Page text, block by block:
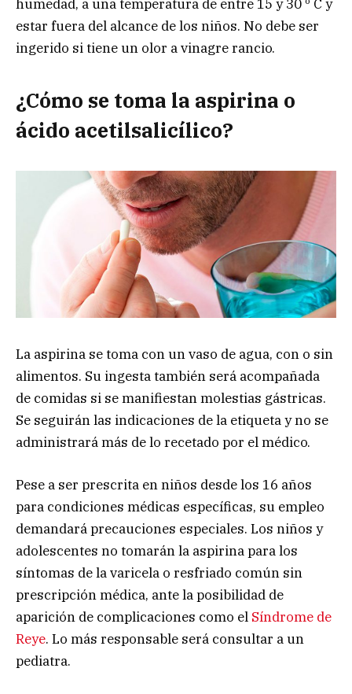
humedad, a una temperatura de entre 15 y 30 º C y
estar fuera del alcance de los niños. No debe ser
ingerido si tiene un olor a vinagre rancio.
¿Cómo se toma la aspirina o
ácido acetilsalicílico?
La aspirina se toma con un vaso de agua, con o sin
alimentos. Su ingesta también será acompañada
de comidas si se manifiestan molestias gástricas.
Se seguirán las indicaciones de la etiqueta y no se
administrará más de lo recetado por el médico.
Pese a ser prescrita en niños desde los 16 años
para condiciones médicas específicas, su empleo
demandará precauciones especiales. Los niños y
adolescentes no tomarán la aspirina para los
síntomas de la varicela o resfriado común sin
prescripción médica, ante la posibilidad de
aparición de complicaciones como el Síndrome de
Reye. Lo más responsable será consultar a un
pediatra.